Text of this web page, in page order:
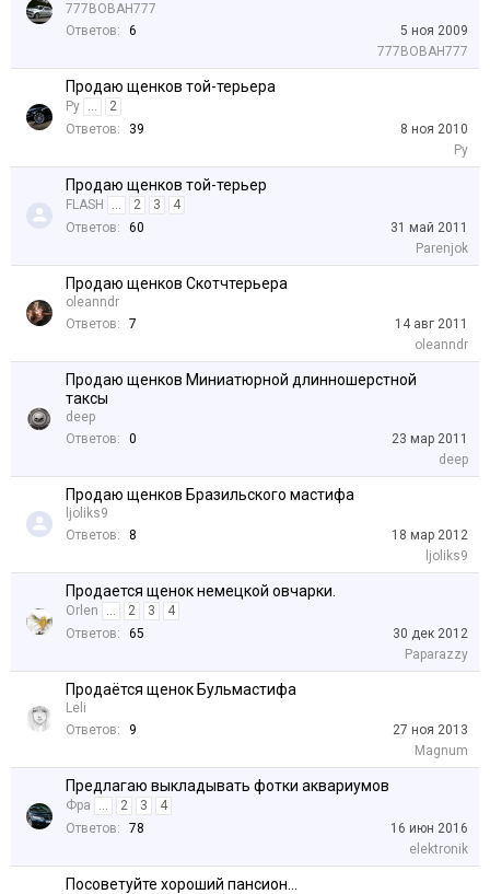
777BOBAH777
Ответов:
6
5 ноя 2009
777BOBAH777
Продаю щенков той-терьера
Ру ...
2
Ответов:
39
8 ноя 2010
Ру
Продаю щенков той-терьер
FLASH ... 2 3
4
Ответов:
60
31 май 2011
Parenjok
Продаю щенков Скотчтерьера
oleanndr
Ответов:
7
14 авг 2011
oleanndr
Продаю щенков Миниатюрной длинношерстной
таксы
deep
Ответов:
0
23 мар 2011
deep
Продаю щенков Бразильского мастифа
ljoliks9
Ответов:
8
18 мар 2012
ljoliks9
Продается щенок немецкой овчарки.
Orlen ... 2 3
4
Ответов:
65
30 дек 2012
Paparazzy
Продаётся щенок Бульмастифа
Leli
Ответов:
9
27 ноя 2013
Magnum
Предлагаю выкладывать фотки аквариумов
Фра ... 2 3
4
Ответов:
78
16 июн 2016
elektronik
Посоветуйте хороший пансион...